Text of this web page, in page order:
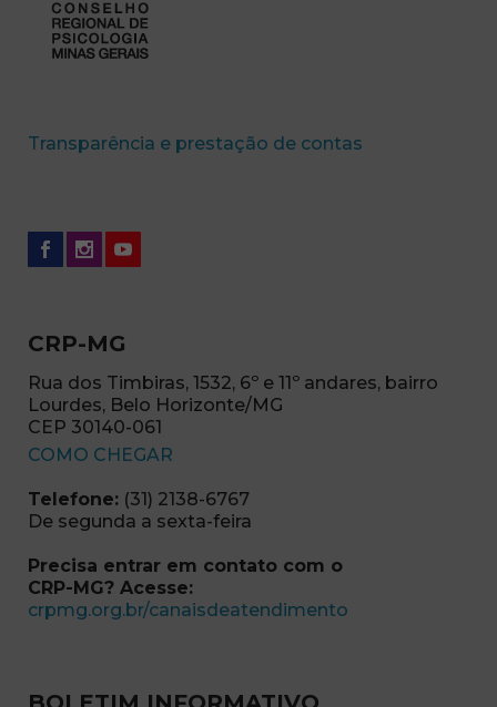
Transparência e prestação de contas
CRP-MG
Rua dos Timbiras, 1532, 6º e 11º andares, bairro
Lourdes, Belo Horizonte/MG
CEP 30140-061
COMO CHEGAR
Telefone: (31) 2138-6767
De segunda a sexta-feira
Precisa entrar em contato com o
CRP-MG? Acesse:
crpmg.org.br/canaisdeatendimento